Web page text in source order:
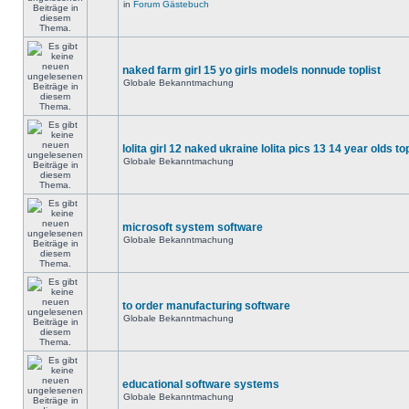
in Forum Gästebuch
naked farm girl 15 yo girls models nonnude toplist
Globale Bekanntmachung
lolita girl 12 naked ukraine lolita pics 13 14 year olds
Globale Bekanntmachung
microsoft system software
Globale Bekanntmachung
to order manufacturing software
Globale Bekanntmachung
educational software systems
Globale Bekanntmachung